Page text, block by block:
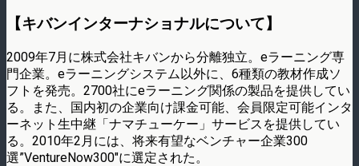
【キバンインターナショナルについて】
2009年7月に株式会社キバンから分離独立。eラーニング専
門企業。eラーニングシステム以外に、6種類の教材作成ソ
フトを発売。2700社にeラーニング関係の製品を提供してい
る。また、国内初の企業向け課金可能、会員限定可能インタ
ーネット生中継「ナマチューケー」サービスを提供してい
る。2010年2月には、将来有望なベンチャー企業300
選”VentureNow300″に選定された。